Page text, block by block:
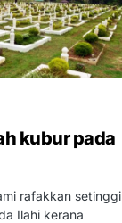
kubur pada
rafakkan setinggi
Ilahi kerana